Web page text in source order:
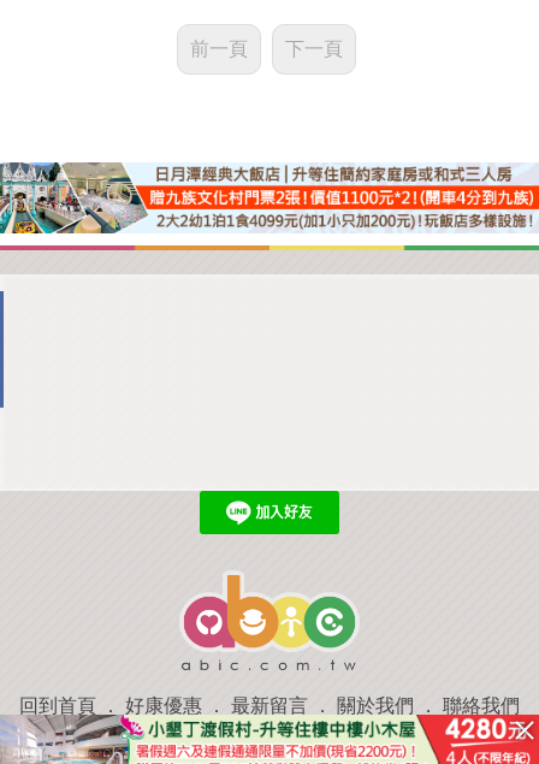
前一頁 下一頁
回到首頁 ． 好康優惠 ． 最新留言 ． 關於我們 ． 聯絡我們
部落格微件．商家合作．討論區．推薦景點． APP下載